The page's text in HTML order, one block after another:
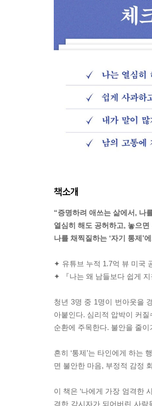
책소개
“증명하려 애쓰는 삶에서, 나
열심히 해도 공허하고, 놓으면
나를 채찍질하는 ‘자기 통제’
✦ 유튜브 누적 1.7억 뷰 미국
✦ 『나는 왜 남들보다 쉽게
청년 3명 중 1명이 번아웃을
아붙인다. 심리적 압박이 커
순환에 주목한다. 불안을 줄
흔히 ‘통제’는 타인에게 하는
면 불안한 마음, 부정적 감정
이 책은 ‘나에게 가장 엄격한
격한 감시자가 되어버린 사